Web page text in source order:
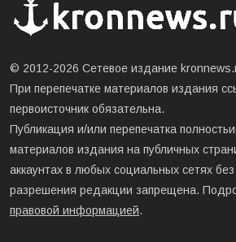
© 2012-2026 Сетевое издание
При перепечатке материалов издания
первоисточник обязательна.
Публикация и/или перепечатка
материалов издания на публичных
аккаунтах в любых социальных сетях без
разрешения редакции запрещена.
правовой информацией.